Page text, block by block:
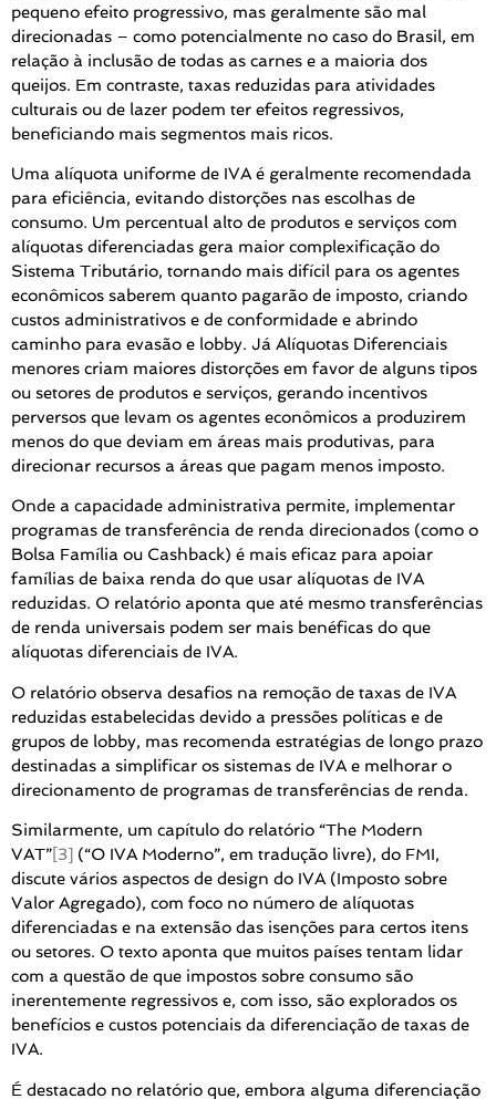
pequeno efeito progressivo, mas geralmente são mal
direcionadas – como potencialmente no caso do Brasil, em
relação à inclusão de todas as carnes e a maioria dos
queijos. Em contraste, taxas reduzidas para atividades
culturais ou de lazer podem ter efeitos regressivos,
beneficiando mais segmentos mais ricos.
Uma alíquota uniforme de IVA é geralmente recomendada
para eficiência, evitando distorções nas escolhas de
consumo. Um percentual alto de produtos e serviços com
alíquotas diferenciadas gera maior complexificação do
Sistema Tributário, tornando mais difícil para os agentes
econômicos saberem quanto pagarão de imposto, criando
custos administrativos e de conformidade e abrindo
caminho para evasão e lobby. Já Alíquotas Diferenciais
menores criam maiores distorções em favor de alguns tipos
ou setores de produtos e serviços, gerando incentivos
perversos que levam os agentes econômicos a produzirem
menos do que deviam em áreas mais produtivas, para
direcionar recursos a áreas que pagam menos imposto.
Onde a capacidade administrativa permite, implementar
programas de transferência de renda direcionados (como o
Bolsa Família ou Cashback) é mais eficaz para apoiar
famílias de baixa renda do que usar alíquotas de IVA
reduzidas. O relatório aponta que até mesmo transferências
de renda universais podem ser mais benéficas do que
alíquotas diferenciais de IVA.
O relatório observa desafios na remoção de taxas de IVA
reduzidas estabelecidas devido a pressões políticas e de
grupos de lobby, mas recomenda estratégias de longo prazo
destinadas a simplificar os sistemas de IVA e melhorar o
direcionamento de programas de transferências de renda.
Similarmente, um capítulo do relatório “The Modern
VAT”[3] (“O IVA Moderno”, em tradução livre), do FMI,
discute vários aspectos de design do IVA (Imposto sobre
Valor Agregado), com foco no número de alíquotas
diferenciadas e na extensão das isenções para certos itens
ou setores. O texto aponta que muitos países tentam lidar
com a questão de que impostos sobre consumo são
inerentemente regressivos e, com isso, são explorados os
benefícios e custos potenciais da diferenciação de taxas de
IVA.
É destacado no relatório que, embora alguma diferenciação